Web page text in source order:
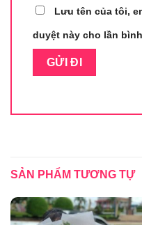
Lưu tên của tôi,
duyệt này cho lần
SẢN PHẨM TƯƠNG TỰ